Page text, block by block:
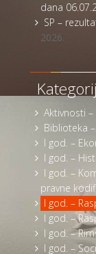
dana
SP –
2026.
Aktivnosti
Biblioteka
I god. –
I god. –
I god. –
pravne
I god. –
I god. –
I god. –
I god. –